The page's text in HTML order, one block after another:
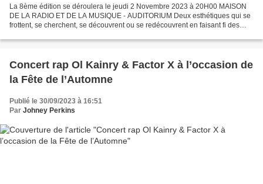
La 8ème édition se déroulera le jeudi 2 Novembre 2023 à 20H00 MAISON
DE LA RADIO ET DE LA MUSIQUE - AUDITORIUM Deux esthétiques qui se
frottent, se cherchent, se découvrent ou se redécouvrent en faisant fi des
Concert rap Ol Kainry & Factor X à l’occasion de
la Fête de l’Automne
Publié le 30/09/2023 à 16:51
Par Johney Perkins